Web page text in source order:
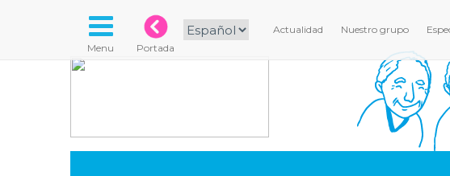
Actualidad Nuestro grupo
Menu Portada